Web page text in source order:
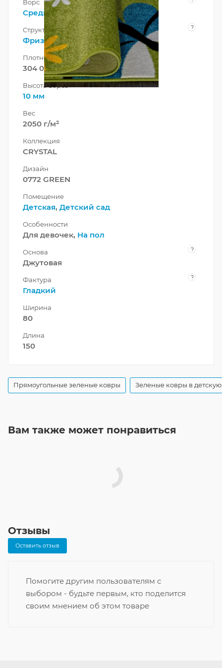
Ворс
Средний
Структура нити ?
Фризе
Плотность
304 000 точек/м²
Высота ворса
10 мм
Вес
2050 г/м²
Коллекция
CRYSTAL
Дизайн
0772 GREEN
Помещение
Детская, Детский сад
Особенности
Для девочек, На пол
Основа ?
Джутовая
Фактура ?
Гладкий
Ширина
80
Длина
150
Прямоугольные зеленые ковры Зеленые ковры в детскую
Вам также может понравиться
Отзывы
Оставить отзыв
Помогите другим пользователям с
выбором - будьте первым, кто поделится
своим мнением об этом товаре